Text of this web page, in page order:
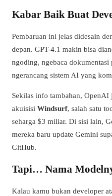
Kabar Baik Buat
Pembaruan ini jelas didesain
depan. GPT-4.1 makin bisa
ngoding, ngebaca dokumentasi
ngerancang sistem AI yang
Sekilas info tambahan,
akuisisi Windsurf, salah satu
seharga $3 miliar. Di sisi lain,
mereka baru update Gemini
GitHub.
Tapi… Nama
Kalau kamu bukan developer